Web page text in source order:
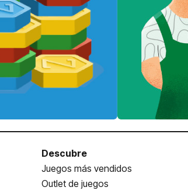
Descubre
Juegos más vendidos
Outlet de juegos